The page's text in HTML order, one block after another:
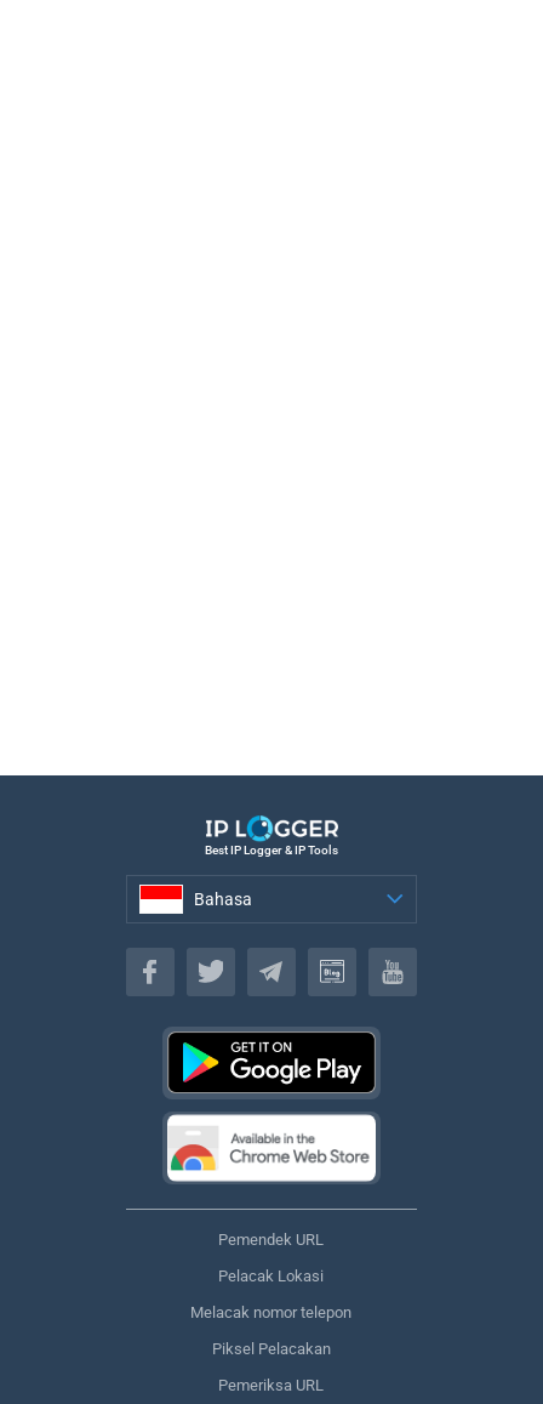
Best IP Logger & IP Tools
Bahasa
Bahasa
Pemendek URL
Pelacak Lokasi
Melacak nomor telepon
Piksel Pelacakan
Pemeriksa URL